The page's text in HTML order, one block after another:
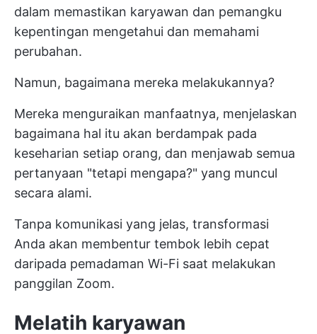
dalam memastikan karyawan dan pemangku
kepentingan mengetahui dan memahami
perubahan.
Namun, bagaimana mereka melakukannya?
Mereka menguraikan manfaatnya, menjelaskan
bagaimana hal itu akan berdampak pada
keseharian setiap orang, dan menjawab semua
pertanyaan "tetapi mengapa?" yang muncul
secara alami.
Tanpa komunikasi yang jelas, transformasi
Anda akan membentur tembok lebih cepat
daripada pemadaman Wi-Fi saat melakukan
panggilan Zoom.
Melatih karyawan